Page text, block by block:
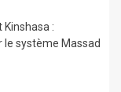
Kinshasa :
le système Massad